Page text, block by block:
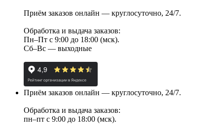
Приём заказов онлайн — круглосуточно, 24/7.
Обработка и выдача заказов:
Пн–Пт с 9:00 до 18:00 (мск).
Сб–Вс — выходные
Приём заказов онлайн — круглосуточно, 24/7.
Обработка и выдача заказов:
пн–пт с 9:00 до 18:00 (мск).